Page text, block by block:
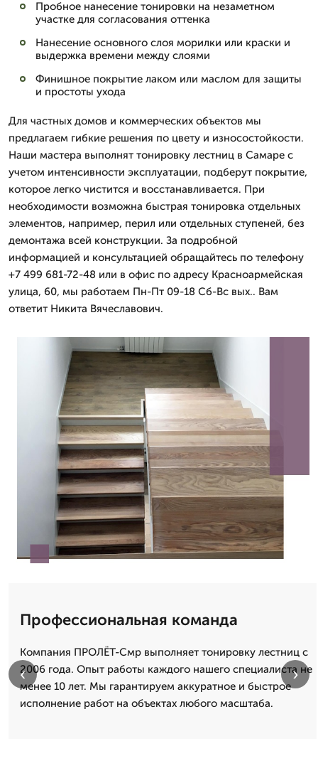
Пробное нанесение тонировки на незаметном
участке для согласования оттенка
Нанесение основного слоя морилки или краски и
выдержка времени между слоями
Финишное покрытие лаком или маслом для защиты
и простоты ухода
Для частных домов и коммерческих объектов мы
предлагаем гибкие решения по цвету и износостойкости.
Наши мастера выполнят тонировку лестниц в Самаре с
учетом интенсивности эксплуатации, подберут покрытие,
которое легко чистится и восстанавливается. При
необходимости возможна быстрая тонировка отдельных
элементов, например, перил или отдельных ступеней, без
демонтажа всей конструкции. За подробной
информацией и консультацией обращайтесь по телефону
+7 499 681-72-48 или в офис по адресу Красноармейская
улица, 60, мы работаем Пн-Пт 09-18 Сб-Вс вых.. Вам
ответит Никита Вячеславович.
Профессиональная команда
Компания ПРОЛЁТ-Смр выполняет тонировку лестниц с
2006 года. Опыт работы каждого нашего специалиста не
менее 10 лет. Мы гарантируем аккуратное и быстрое
исполнение работ на объектах любого масштаба.
‹ ›